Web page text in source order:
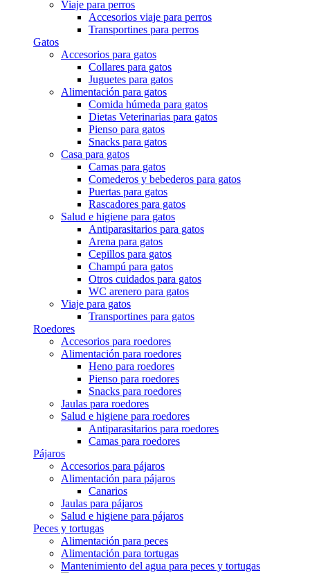
Viaje para perros
Accesorios viaje para perros
Transportines para perros
Gatos
Accesorios para gatos
Collares para gatos
Juguetes para gatos
Alimentación para gatos
Comida húmeda para gatos
Dietas Veterinarias para gatos
Pienso para gatos
Snacks para gatos
Casa para gatos
Camas para gatos
Comederos y bebederos para gatos
Puertas para gatos
Rascadores para gatos
Salud e higiene para gatos
Antiparasitarios para gatos
Arena para gatos
Cepillos para gatos
Champú para gatos
Otros cuidados para gatos
WC arenero para gatos
Viaje para gatos
Transportines para gatos
Roedores
Accesorios para roedores
Alimentación para roedores
Heno para roedores
Pienso para roedores
Snacks para roedores
Jaulas para roedores
Salud e higiene para roedores
Antiparasitarios para roedores
Camas para roedores
Pájaros
Accesorios para pájaros
Alimentación para pájaros
Canarios
Jaulas para pájaros
Salud e higiene para pájaros
Peces y tortugas
Alimentación para peces
Alimentación para tortugas
Mantenimiento del agua para peces y tortugas